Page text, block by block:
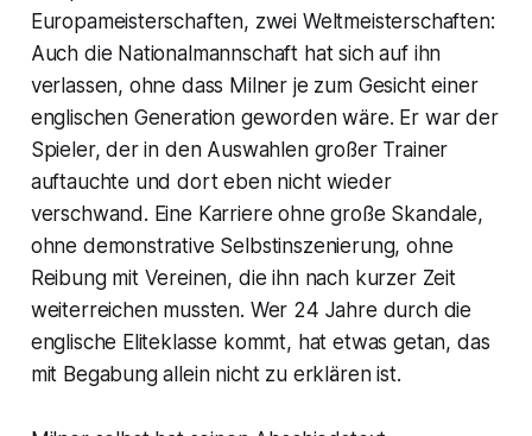
Europameisterschaften, zwei Weltmeisterschaften:
Auch die Nationalmannschaft hat sich auf ihn
verlassen, ohne dass Milner je zum Gesicht einer
englischen Generation geworden wäre. Er war der
Spieler, der in den Auswahlen großer Trainer
auftauchte und dort eben nicht wieder
verschwand. Eine Karriere ohne große Skandale,
ohne demonstrative Selbstinszenierung, ohne
Reibung mit Vereinen, die ihn nach kurzer Zeit
weiterreichen mussten. Wer 24 Jahre durch die
englische Eliteklasse kommt, hat etwas getan, das
mit Begabung allein nicht zu erklären ist.